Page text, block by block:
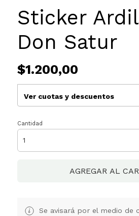
Sticker
Don Satur
$1.200,00
Ver cuotas y descuentos
Cantidad
AGREGAR AL
Se avisará por el medio de